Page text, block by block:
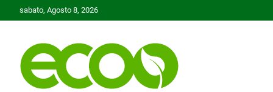
to
sabato, Agosto 8, 2026